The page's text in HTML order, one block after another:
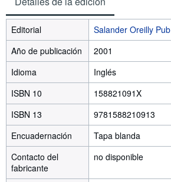
Editorial
Salander Oreilly Pub
Año de publicación
2001
Idioma
Inglés
ISBN 10
158821091X
ISBN 13
9781588210913
Encuadernación
Tapa blanda
Contacto del
fabricante
no disponible